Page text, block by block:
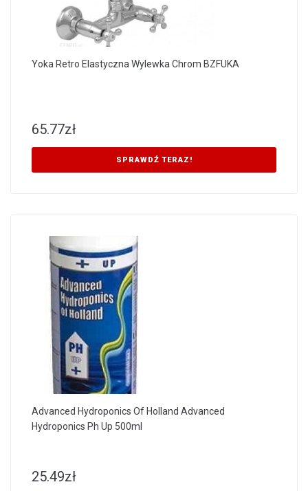
Yoka Retro Elastyczna Wylewka Chrom BZFUKA
65.77zł
SPRAWDŹ TERAZ!
Advanced Hydroponics Of Holland Advanced
Hydroponics Ph Up 500ml
25.49zł